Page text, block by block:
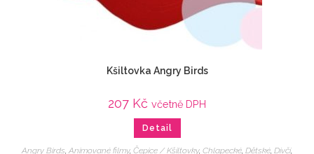
Kšiltovka Angry Birds
207 Kč včetně DPH
Detail
Angry Birds Animované filmy, Čepice / Kšiltovky, Chlapecké Dětské Dívčí,